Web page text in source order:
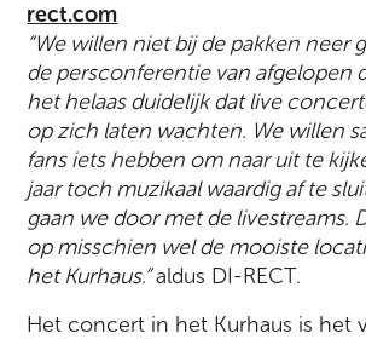
rect.com
“We willen niet bij de pakken neer
de persconferentie van afgelopen
het helaas duidelijk dat live
op zich laten wachten. We willen
fans iets hebben om naar uit te
jaar toch muzikaal waardig af te
gaan we door met de livestreams.
op misschien wel de mooiste
het Kurhaus.”aldus DI-RECT.
Het concert in het Kurhaus is het